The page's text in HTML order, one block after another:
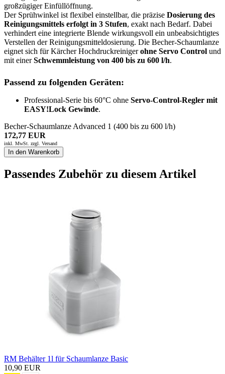
großzügiger Einfüllöffnung.
Der Sprühwinkel ist flexibel einstellbar, die präzise Dosierung des
Reinigungsmittels erfolgt in 3 Stufen, exakt nach Bedarf. Dabei
verhindert eine integrierte Blende wirkungsvoll ein unbeabsichtigtes
Verstellen der Reinigungsmitteldosierung. Die Becher-Schaumlanze
eignet sich für Kärcher Hochdruckreinigerohne Servo Control und
mit einerSchwemmleistung von 400 bis zu 600 l/h.
Passend zu folgenden Geräten:
Professional-Serie bis 60°C ohne Servo-Control-Regler mit
EASY!Lock Gewinde.
Becher-Schaumlanze Advanced 1 (400 bis zu 600 l/h)
172,77 EUR
inkl. MwSt. zzgl. Versand
In den Warenkorb
Passendes Zubehör zu diesem Artikel
RM Behälter 1l für Schaumlanze Basic
10,90 EUR